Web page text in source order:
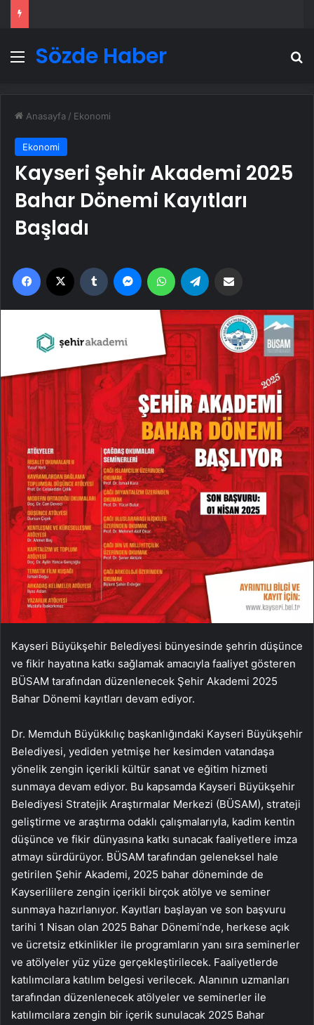
Menü
Sözde Haber
Anasayfa / Ekonomi
Ekonomi
Kayseri Şehir Akademi 2025
Bahar Dönemi Kayıtları
Başladı
Facebook Tumblr MessengerWhatsApp
Kayseri Büyükşehir Belediyesi bünyesinde şehrin düşünce
ve fikir hayatına katkı sağlamak amacıyla faaliyet gösteren
BÜSAM tarafından düzenlenecek Şehir Akademi 2025
Bahar Dönemi kayıtları devam ediyor.
Dr. Memduh Büyükkılıç başkanlığındaki Kayseri Büyükşehir
Belediyesi, yediden yetmişe her kesimden vatandaşa
yönelik zengin içerikli kültür sanat ve eğitim hizmeti
sunmaya devam ediyor. Bu kapsamda Kayseri Büyükşehir
Belediyesi Stratejik Araştırmalar Merkezi (BÜSAM), strateji
geliştirme ve araştırma odaklı çalışmalarıyla, kadim kentin
düşünce ve fikir dünyasına katkı sunacak faaliyetlere imza
atmayı sürdürüyor. BÜSAM tarafından geleneksel hale
getirilen Şehir Akademi, 2025 bahar döneminde de
Kayserililere zengin içerikli birçok atölye ve seminer
sunmaya hazırlanıyor. Kayıtları başlayan ve son başvuru
tarihi 1 Nisan olan 2025 Bahar Dönemi’nde, herkese açık
ve ücretsiz etkinlikler ile programların yanı sıra seminerler
ve atölyeler yüz yüze gerçekleştirilecek. Faaliyetlerde
katılımcılara katılım belgesi verilecek. Alanının uzmanları
tarafından düzenlenecek atölyeler ve seminerler ile
katılımcılara zengin bir içerik sunulacak 2025 Bahar